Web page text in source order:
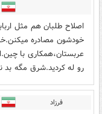
اصلاح طلبان هم مثل
خودشون مصادره
عربستان،همکاری با
رو له کردید.شرق مگه بد
فرزاد